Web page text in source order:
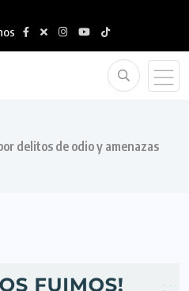
delitos de odio y amenazas